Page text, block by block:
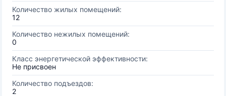
Количество жилых помещений:
12
Количество нежилых помещений:
0
Класс энергетической эффективности:
Не присвоен
Количество подъездов:
2